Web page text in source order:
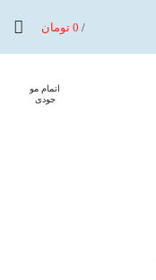
/
0 تومان
اتمام مو
جودی